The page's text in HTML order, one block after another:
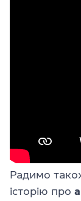
Радимо
історію про